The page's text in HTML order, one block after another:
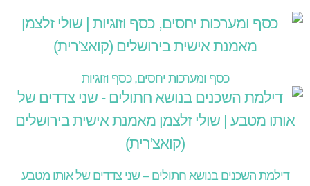
כסף ומערכות יחסים, כסף וזוגיות
דילמת השכנים בנושא חתולים – שני צדדים של אותו מטבע